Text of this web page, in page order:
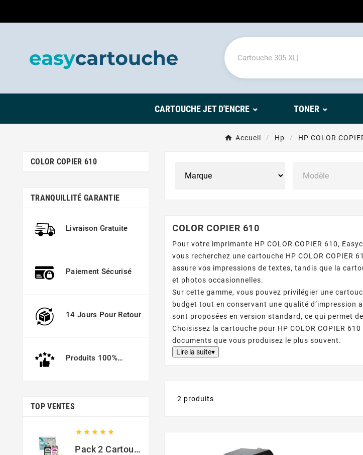
CARTOUCHE JET D'ENCRE TONER
Accueil Hp HP COLOR
COLOR COPIER 610
TRANQUILLITÉ GARANTIE
Livraison Gratuite
Paiement Sécurisé
14 Jours Pour Retour
Produits 100%
TOP VENTES
    
Pack 2 Cartouches Compatible Avec HP 301 XL Noir Et Couleur
COLOR COPIER 610
Pour votre imprimante HP COLOR COPIER 610,
vous recherchez une cartouche HP COLOR
assure vos impressions de textes, tandis que la
et photos occasionnelles.
Sur cette gamme, vous pouvez privilégier une
budget tout en conservant une qualité
sont proposées en version standard, ce qui permet
Choisissez la cartouche pour HP COLOR COPIER
documents que vous produisez le plus souvent.
Lire la suite▾
2 produits